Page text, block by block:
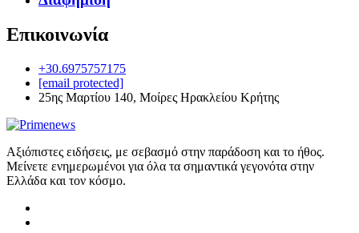
Επικοινωνία
+30.6975757175
[email protected]
25ης Μαρτίου 140, Μοίρες Ηρακλείου Κρήτης
Αξιόπιστες ειδήσεις, με σεβασμό στην παράδοση και το ήθος.
Μείνετε ενημερωμένοι για όλα τα σημαντικά γεγονότα στην
Ελλάδα και τον κόσμο.